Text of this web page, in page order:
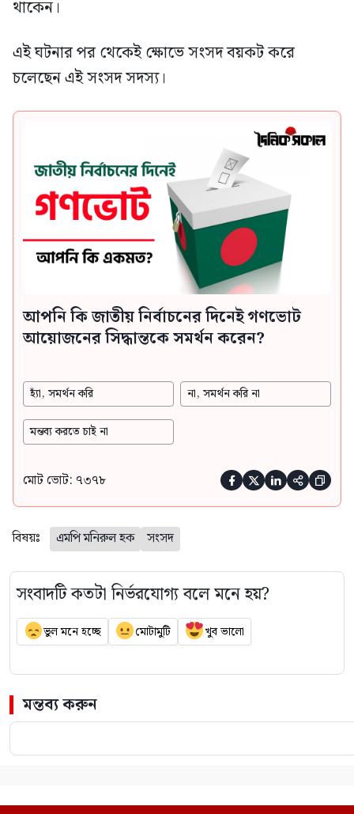
থাকেন।
এই ঘটনার পর থেকেই ক্ষোভে সংসদ বয়কট করে
চলেছেন এই সংসদ সদস্য।
আপনি কি জাতীয় নির্বাচনের দিনেই গণভোট
আয়োজনের সিদ্ধান্তকে সমর্থন করেন?
হ্যাঁ, সমর্থন করি না, সমর্থন করি না
মন্তব্য করতে চাই না
মোট ভোট: ৭৩৭৮     
বিষয়ঃ এমপি মনিরুল হক সংসদ
সংবাদটি কতটা নির্ভরযোগ্য বলে মনে হয়?
ভুল মনে হচ্ছে মোটামুটি খুব ভালো
মন্তব্য করুন